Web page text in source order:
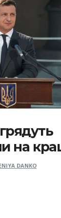
на
DANKO